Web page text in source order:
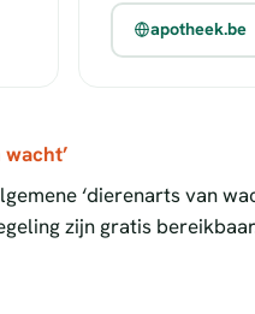
apotheek.be
‘dierenarts van
zijn gratis